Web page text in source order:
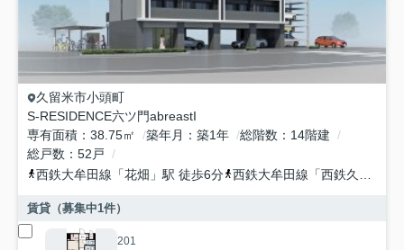
久留米市小頭町
S-RESIDENCE六ツ門abreastI
専有面積
38.75㎡ 築年月 築1年 総階数
14階建
総戸数
52戸
西鉄大牟田線 「花畑 」駅 徒歩6分 西鉄大牟田線 「西鉄久留米
賃貸（募集中1件）
201